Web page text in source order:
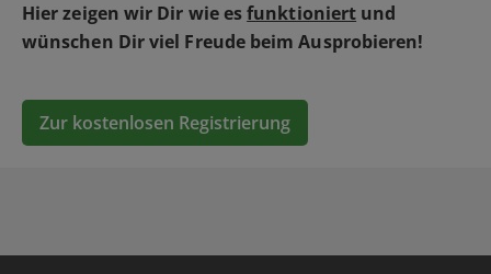
Hier zeigen wir Dir wie esfunktioniert und
wünschen Dir viel Freude beim Ausprobieren!
Zur kostenlosen Registrierung